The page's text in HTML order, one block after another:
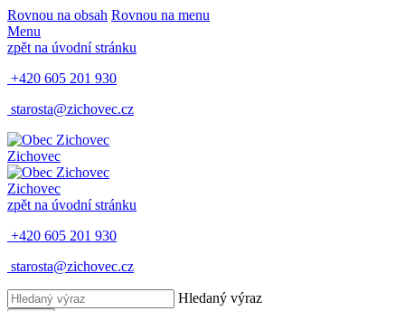
Rovnou na obsah Rovnou na menu
Menu
zpět na úvodní stránku
+420 605 201 930
starosta@zichovec.cz
Zichovec
Zichovec
zpět na úvodní stránku
+420 605 201 930
starosta@zichovec.cz
Hledaný výraz